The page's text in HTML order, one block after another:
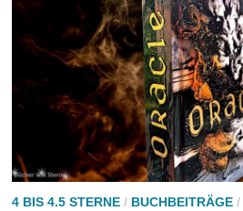
4 BIS 4.5 STERNE/ BUCHBEITRÄGE/